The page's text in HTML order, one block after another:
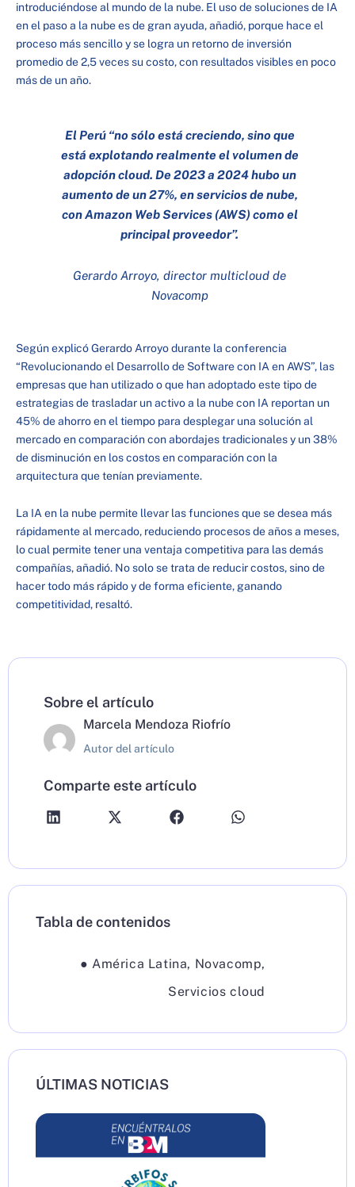
introduciéndose al mundo de la nube. El uso de soluciones de IA
en el paso a la nube es de gran ayuda, añadió, porque hace el
proceso más sencillo y se logra un retorno de inversión
promedio de 2,5 veces su costo, con resultados visibles en poco
más de un año.
El Perú “no sólo está creciendo, sino que
está explotando realmente el volumen de
adopción cloud. De 2023 a 2024 hubo un
aumento de un 27%, en servicios de nube,
con Amazon Web Services (AWS) como el
principal proveedor”.
Gerardo Arroyo, director multicloud de
Novacomp
Según explicó Gerardo Arroyo durante la conferencia
“Revolucionando el Desarrollo de Software con IA en AWS”, las
empresas que han utilizado o que han adoptado este tipo de
estrategias de trasladar un activo a la nube con IA reportan un
45% de ahorro en el tiempo para desplegar una solución al
mercado en comparación con abordajes tradicionales y un 38%
de disminución en los costos en comparación con la
arquitectura que tenían previamente.
La IA en la nube permite llevar las funciones que se desea más
rápidamente al mercado, reduciendo procesos de años a meses,
lo cual permite tener una ventaja competitiva para las demás
compañías, añadió. No solo se trata de reducir costos, sino de
hacer todo más rápido y de forma eficiente, ganando
competitividad, resaltó.
Sobre el artículo
Marcela Mendoza Riofrío
Autor del artículo
Comparte este artículo
Tabla de contenidos
● América Latina, Novacomp,
Servicios cloud
ÚLTIMAS NOTICIAS